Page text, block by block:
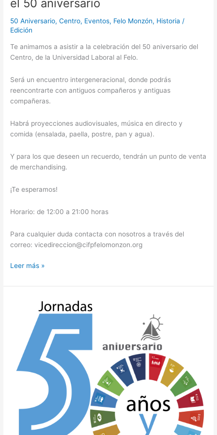
el 50 aniversario
50 Aniversario,Centro, Eventos, Felo Monzón, Historia /
Edición
Te animamos a asistir a la celebración del 50 aniversario del
Centro, de la Universidad Laboral al Felo.
Será un encuentro intergeneracional, donde podrás
reencontrarte con antiguos compañeros y antiguas
compañeras.
Habrá proyecciones audiovisuales, música en directo y
comida (ensalada, paella, postre, pan y agua).
Y para los que deseen un recuerdo, tendrán un punto de venta
de merchandising.
¡Te esperamos!
Horario: de 12:00 a 21:00 horas
Para cualquier duda contacta con nosotros a través del
correo: vicedireccion@cifpfelomonzon.org
Leer más »
ODS